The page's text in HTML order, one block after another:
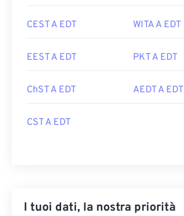
CEST A EDT WITA A EDT
EEST A EDT PKT A EDT
ChST A EDT AEDT A EDT
CST A EDT
I tuoi dati, la nostra priorità